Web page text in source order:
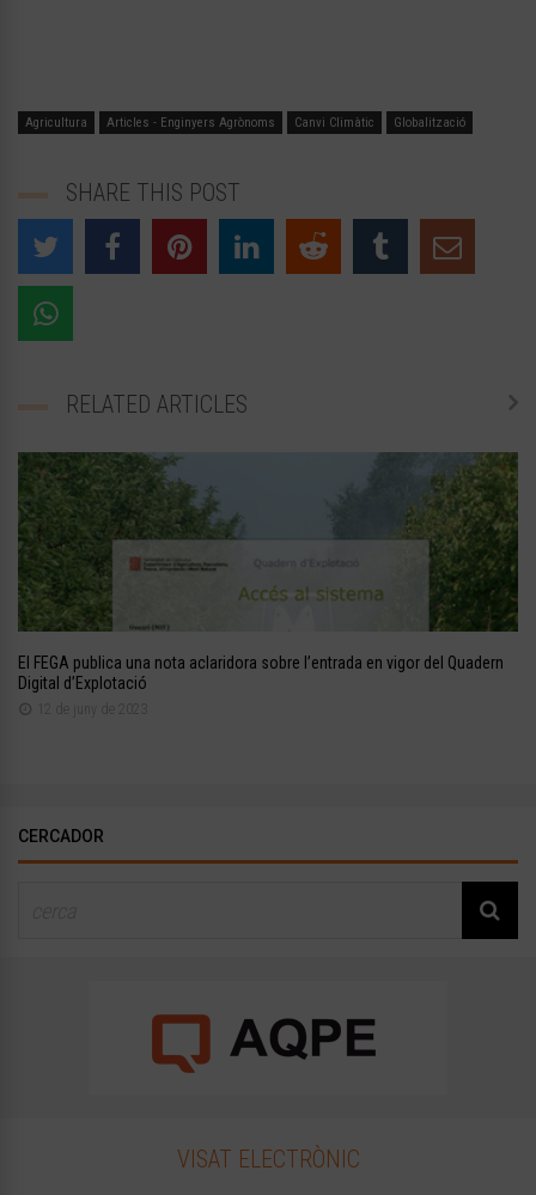
Agricultura Articles - Enginyers Agrònoms Canvi Climàtic Globalització
SHARE THIS POST
RELATED ARTICLES
El FEGA publica una nota aclaridora sobre l’entrada en vigor del Quadern
Digital d’Explotació
12 de juny de 2023
CERCADOR
VISAT ELECTRÒNIC